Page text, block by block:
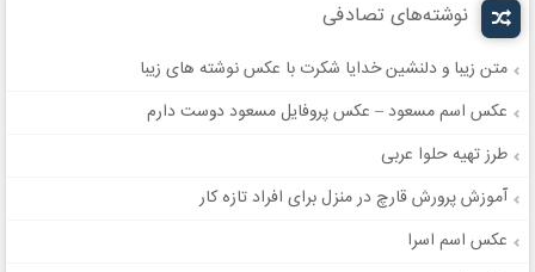
نوشته‌های تصادفی
متن زیبا و دلنشین خدایا شکرت با عکس نوشته های زیبا
عکس اسم مسعود – عکس پروفایل مسعود دوست دارم
طرز تهیه حلوا عربی
آموزش پرورش قارچ در منزل برای افراد تازه کار
عکس اسم اسرا